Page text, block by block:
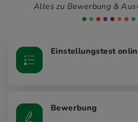
Alles zu Bewerbung &
Einstellungstest
Bewerbung